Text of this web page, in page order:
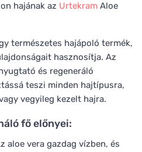
hajának az Urtekram Aloe
természetes hajápoló termék,
hasznosítja. Az
és regeneráló
teszi minden hajtípusra,
vegyileg kezelt hajra.
fő előnyei:
aloe vera gazdag vízben, és